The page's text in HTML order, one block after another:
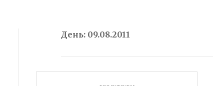
День: 09.08.2011